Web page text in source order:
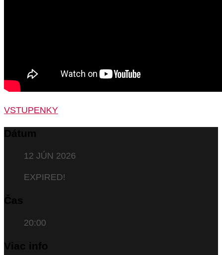
VSTUPENKY
Dátum
12 JÚN 2026
EXPIRED!
Čas
20:00
Viac info